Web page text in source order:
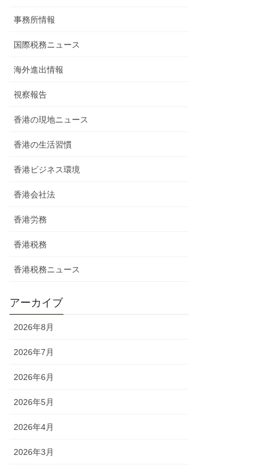
事務所情報
国際税務ニュース
海外進出情報
視察報告
香港の現地ニュース
香港の生活習慣
香港ビジネス環境
香港会社法
香港労務
香港税務
香港税務ニュース
アーカイブ
2026年8月
2026年7月
2026年6月
2026年5月
2026年4月
2026年3月